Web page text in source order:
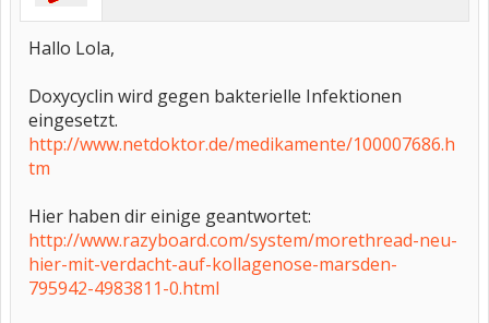
Hallo Lola,
Doxycyclin wird gegen bakterielle Infektionen
eingesetzt.
http://www.netdoktor.de/medikamente/100007686.h
tm
Hier haben dir einige geantwortet:
http://www.razyboard.com/system/morethread-neu-
hier-mit-verdacht-auf-kollagenose-marsden-
795942-4983811-0.html